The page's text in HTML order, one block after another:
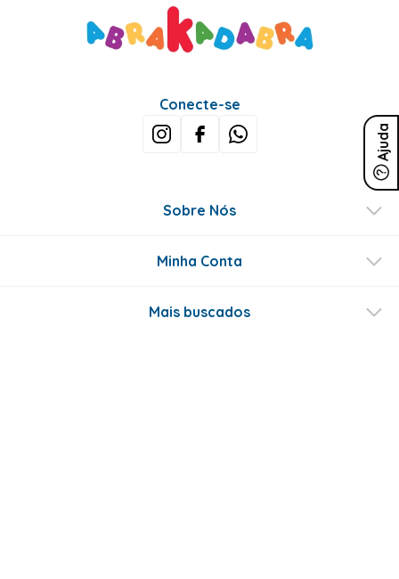
Ajuda
Conecte-se
Sobre Nós
Minha Conta
Mais buscados